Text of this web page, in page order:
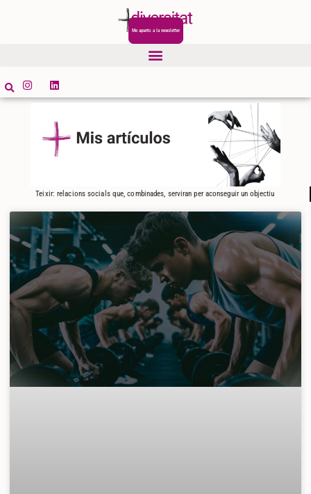
Me apunto a la newsletter
Teixir: relacions socials que, combinades, serviran per aconseguir un objectiu